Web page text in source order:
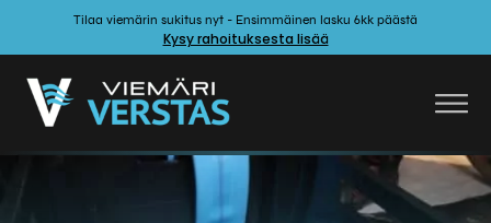
Tilaa viemärin sukitus nyt - Ensimmäinen lasku 6kk päästä
Kysy rahoituksesta lisää